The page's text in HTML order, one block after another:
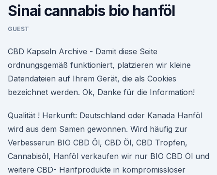
Sinai cannabis bio hanföl
GUEST
CBD Kapseln Archive - Damit diese Seite
ordnungsgemäß funktioniert, platzieren wir kleine
Datendateien auf Ihrem Gerät, die als Cookies
bezeichnet werden. Ok, Danke für die Information!
Qualität ! Herkunft: Deutschland oder Kanada Hanföl
wird aus dem Samen gewonnen. Wird häufig zur
Verbesserun BIO CBD Öl, CBD Öl, CBD Tropfen,
Cannabisöl, Hanföl verkaufen wir nur BIO CBD Öl und
weitere CBD- Hanfprodukte in kompromissloser